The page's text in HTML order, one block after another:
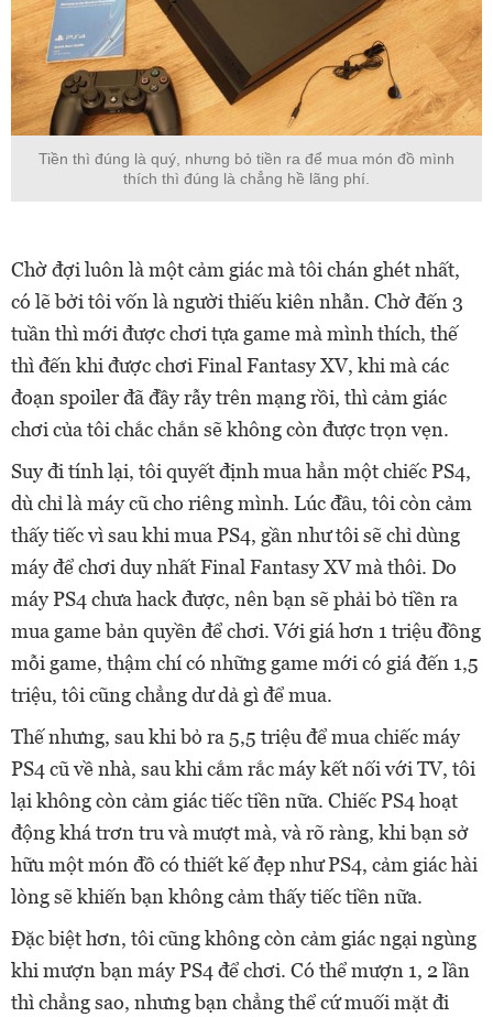
Tiền thì đúng là quý, nhưng bỏ tiền ra để mua món đồ mình
thích thì đúng là chẳng hề lãng phí.
Chờ đợi luôn là một cảm giác mà tôi chán ghét nhất,
có lẽ bởi tôi vốn là người thiếu kiên nhẫn. Chờ đến 3
tuần thì mới được chơi tựa game mà mình thích, thế
thì đến khi được chơi Final Fantasy XV, khi mà các
đoạn spoiler đã đầy rẫy trên mạng rồi, thì cảm giác
chơi của tôi chắc chắn sẽ không còn được trọn vẹn.
Suy đi tính lại, tôi quyết định mua hẳn một chiếc PS4,
dù chỉ là máy cũ cho riêng mình. Lúc đầu, tôi còn cảm
thấy tiếc vì sau khi mua PS4, gần như tôi sẽ chỉ dùng
máy để chơi duy nhất Final Fantasy XV mà thôi. Do
máy PS4 chưa hack được, nên bạn sẽ phải bỏ tiền ra
mua game bản quyền để chơi. Với giá hơn 1 triệu đồng
mỗi game, thậm chí có những game mới có giá đến 1,5
triệu, tôi cũng chẳng dư dả gì để mua.
Thế nhưng, sau khi bỏ ra 5,5 triệu để mua chiếc máy
PS4 cũ về nhà, sau khi cắm rắc máy kết nối với TV, tôi
lại không còn cảm giác tiếc tiền nữa. Chiếc PS4 hoạt
động khá trơn tru và mượt mà, và rõ ràng, khi bạn sở
hữu một món đồ có thiết kế đẹp như PS4, cảm giác hài
lòng sẽ khiến bạn không cảm thấy tiếc tiền nữa.
Đặc biệt hơn, tôi cũng không còn cảm giác ngại ngùng
khi mượn bạn máy PS4 để chơi. Có thể mượn 1, 2 lần
thì chẳng sao, nhưng bạn chẳng thể cứ muối mặt đi